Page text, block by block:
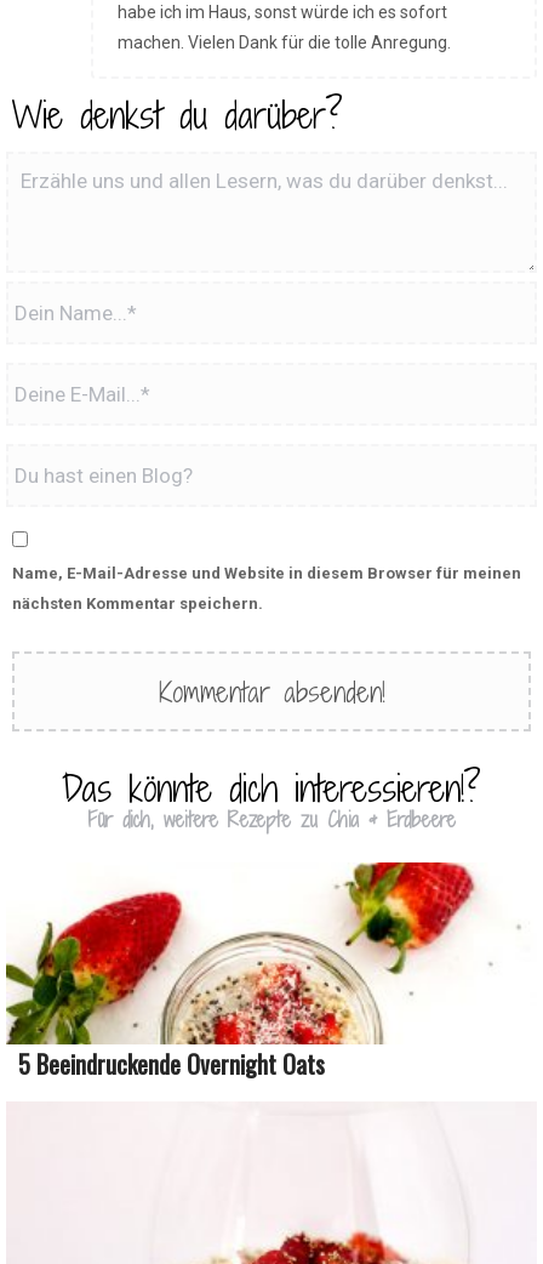
habe ich im Haus, sonst würde ich es sofort
machen. Vielen Dank für die tolle Anregung.
Wie denkst du darüber?
Name, E-Mail-Adresse und Website in diesem Browser für meinen
nächsten Kommentar speichern.
Das könnte dich interessieren!?
Für dich, weitere Rezepte zu Chia & Erdbeere
5 Beeindruckende Overnight Oats